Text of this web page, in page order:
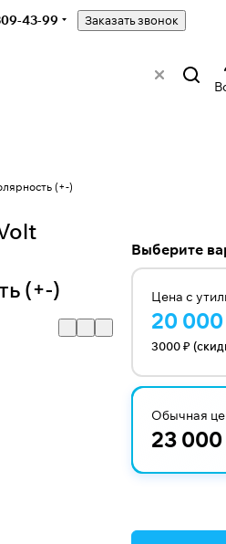
43-99 Заказать звонок
(+-)
(+-)
Выберите
Цена с
20
3000 ₽
Обычная
23